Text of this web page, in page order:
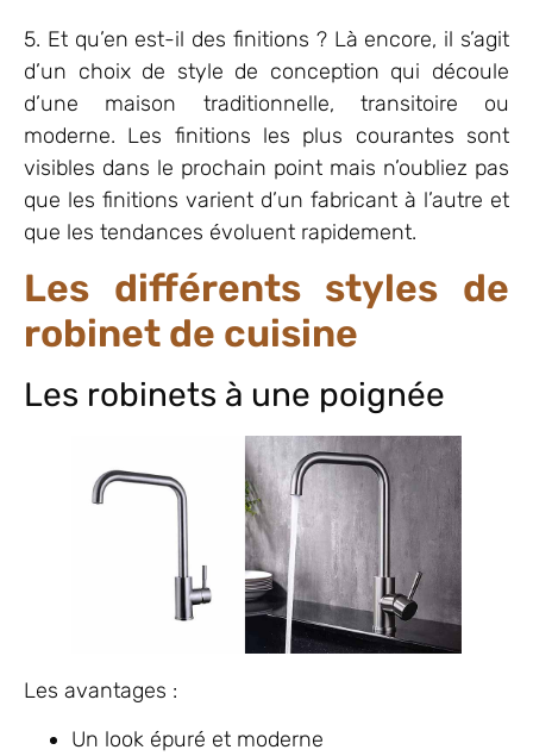
5. Et qu’en est-il des finitions ? Là encore, il s’agit
d’un choix de style de conception qui découle
d’une maison traditionnelle, transitoire ou
moderne. Les finitions les plus courantes sont
visibles dans le prochain point mais n’oubliez pas
que les finitions varient d’un fabricant à l’autre et
que les tendances évoluent rapidement.
Les différents styles de
robinet de cuisine
Les robinets à une poignée
Les avantages :
Un look épuré et moderne